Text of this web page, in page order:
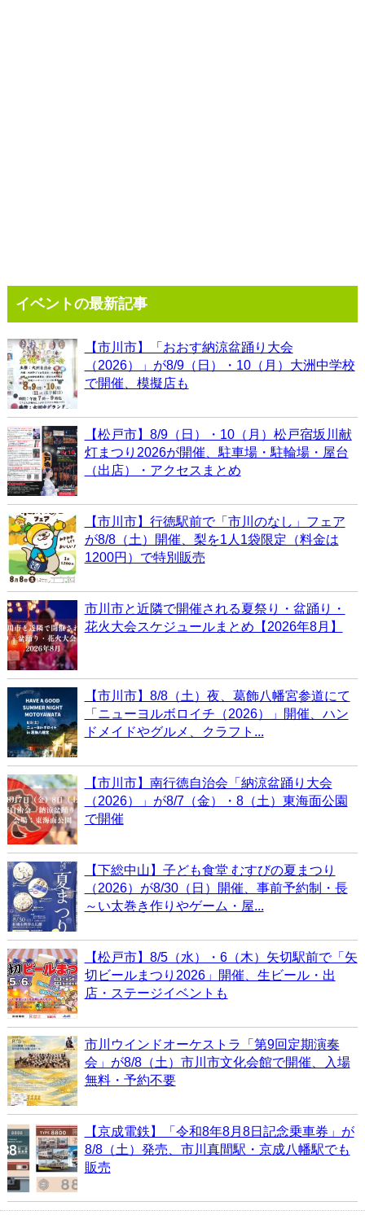
イベントの最新記事
【市川市】「おおす納涼盆踊り大会
（2026）」が8/9（日）・10（月）大洲中学校
で開催、模擬店も
【松戸市】8/9（日）・10（月）松戸宿坂川献
灯まつり2026が開催、駐車場・駐輪場・屋台
（出店）・アクセスまとめ
【市川市】行徳駅前で「市川のなし」フェア
が8/8（土）開催、梨を1人1袋限定（料金は
1200円）で特別販売
市川市と近隣で開催される夏祭り・盆踊り・
花火大会スケジュールまとめ【2026年8月】
【市川市】8/8（土）夜、葛飾八幡宮参道にて
「ニューヨルボロイチ（2026）」開催、ハン
ドメイドやグルメ、クラフト...
【市川市】南行徳自治会「納涼盆踊り大会
（2026）」が8/7（金）・8（土）東海面公園
で開催
【下総中山】子ども食堂 むすびの夏まつり
（2026）が8/30（日）開催、事前予約制・長
～い太巻き作りやゲーム・屋...
【松戸市】8/5（水）・6（木）矢切駅前で「矢
切ビールまつり2026」開催、生ビール・出
店・ステージイベントも
市川ウインドオーケストラ「第9回定期演奏
会」が8/8（土）市川市文化会館で開催、入場
無料・予約不要
【京成電鉄】「令和8年8月8日記念乗車券」が
8/8（土）発売、市川真間駅・京成八幡駅でも
販売